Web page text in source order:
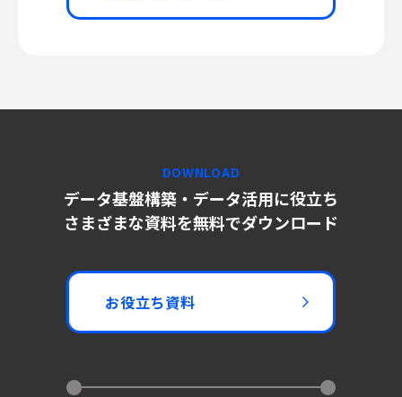
DOWNLOAD
データ基盤構築・データ活用に役立ち
さまざまな資料を無料でダウンロード
お役立ち資料